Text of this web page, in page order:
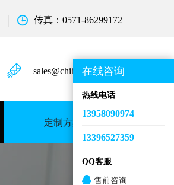
传真：0571-86299172
sales@chihongkeji.com
定制方案
在线咨询
热线电话
13958090974
13396527359
QQ客服
售前咨询